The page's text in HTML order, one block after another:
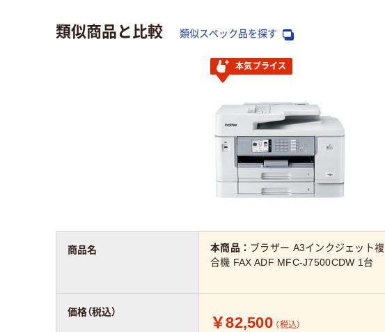
類似商品と比較 類似スペック品を探す
本気プライス
商品名 本商品： ブラザー A3インクジェット複
合機 FAX ADF MFC-J7500CDW 1台
価格（税込）
￥82,500 （税込）